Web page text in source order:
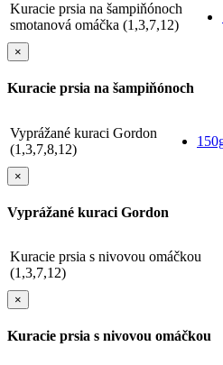
Kuracie prsia na šampiňónoch
smotanová omáčka (1,3,7,12)
×
Kuracie prsia na šampiňónoch
Vyprážané kuraci Gordon
(1,3,7,8,12)
×
Vyprážané kuraci Gordon
Kuracie prsia s nivovou omáčkou
(1,3,7,12)
×
Kuracie prsia s nivovou omáčkou